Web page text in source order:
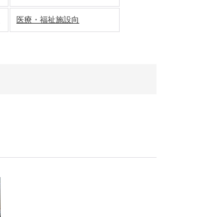
医療・福祉施設向